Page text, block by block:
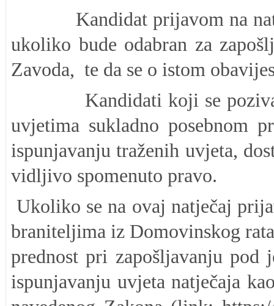
Kandidat prijavom na
ukoliko bude odabran za
Zavoda, te da se o istom
Kandidati koji se pozivaju
uvjetima sukladno posebnom
ispunjavanju traženih uvjeta,
vidljivo spomenuto pravo.
Ukoliko se na ovaj natječaj
braniteljima iz Domovinskog
prednost pri zapošljavanju
ispunjavanju uvjeta natječaja